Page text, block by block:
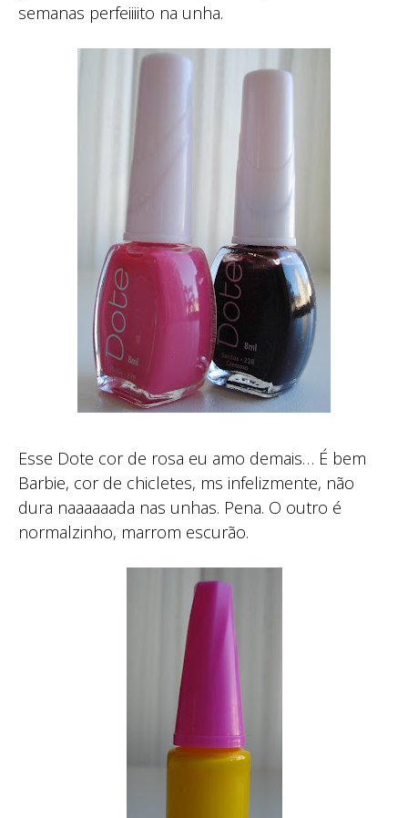
semanas perfeiiiito na unha.
Esse Dote cor de rosa eu amo demais… É bem
Barbie, cor de chicletes, ms infelizmente, não
dura naaaaaada nas unhas. Pena. O outro é
normalzinho, marrom escurão.